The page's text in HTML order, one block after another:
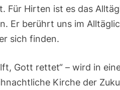
Für Hirten ist es das
Er berührt uns im
sich finden.
Gott rettet“ – wird in
Kirche der